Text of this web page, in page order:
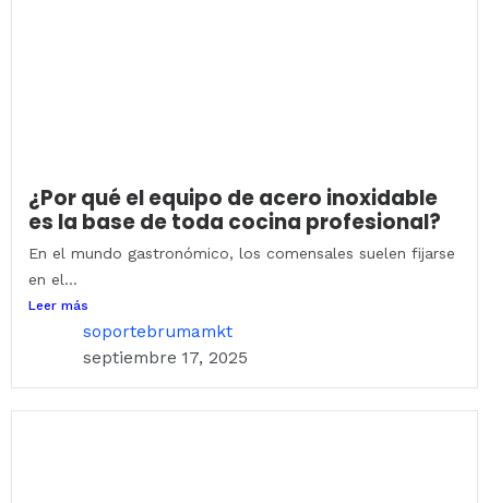
¿Por qué el equipo de acero inoxidable
es la base de toda cocina profesional?
En el mundo gastronómico, los comensales suelen fijarse
en el...
Leer más
soportebrumamkt
septiembre 17, 2025